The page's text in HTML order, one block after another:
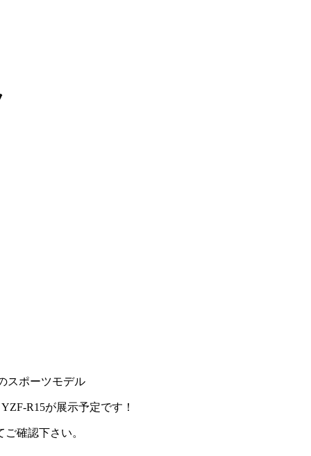
スポーツモデル
R15が展示予定です！
確認下さい。